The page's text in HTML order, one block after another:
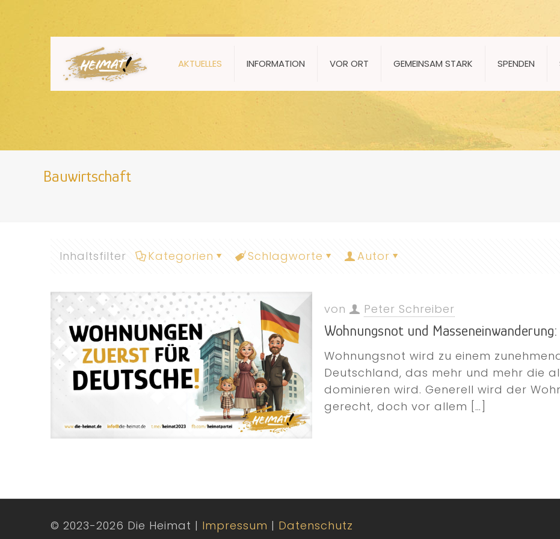
AKTUELLES INFORMATION VOR ORT GEMEINSAM STARK SPENDEN
Bauwirtschaft
Inhaltsfilter Kategorien Schlagworte Autor
von Peter Schreiber
Wohnungsnot und
Wohnungsnot wird zu einem
Deutschland, das mehr und mehr die
dominieren wird. Generell wird der
gerecht, doch vor allem […]
© 2023-2026 Die Heimat | Impressum | Datenschutz